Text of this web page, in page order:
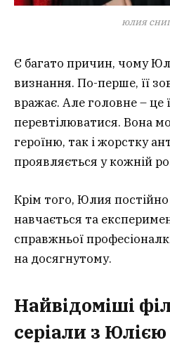
юлия
Є багато причин, чому
визнання. По-перше, її
вражає. Але головне – це
перевтілюватися. Вона
героїню, так і жорстку
проявляється у кожній
Крім того, Юлия
навчається та
справжньої
на досягнутому.
Найвідоміші
серіали з